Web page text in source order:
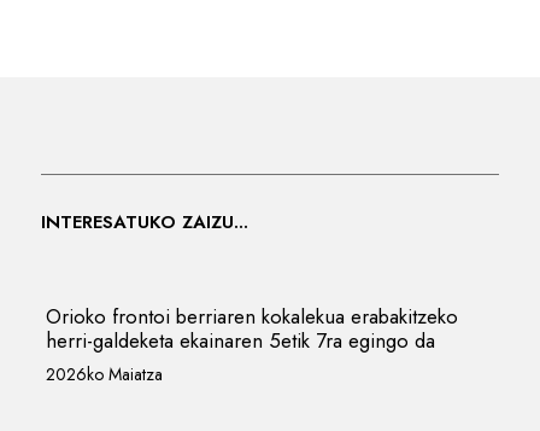
INTERESATUKO ZAIZU...
Orioko frontoi berriaren kokalekua erabakitzeko
herri-galdeketa ekainaren 5etik 7ra egingo da
2026ko Maiatza